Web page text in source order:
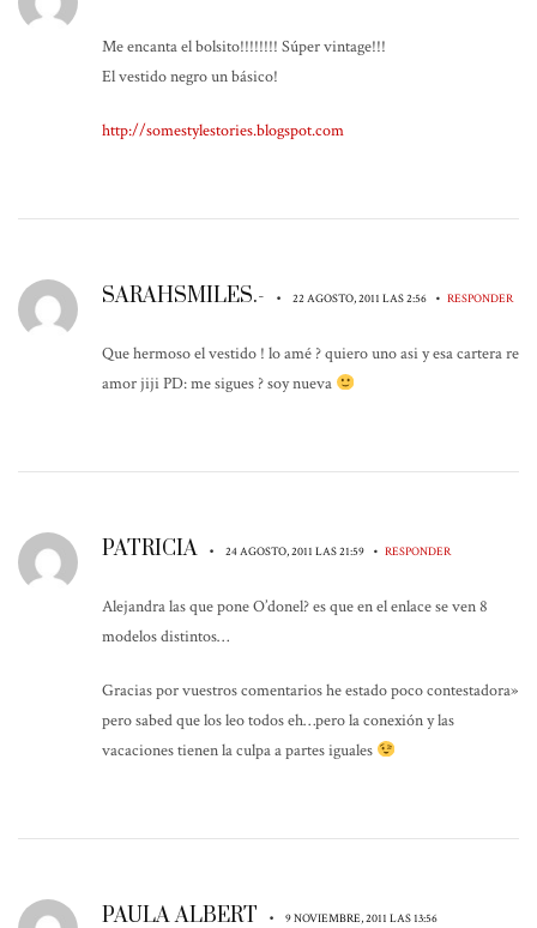
Me encanta el bolsito!!!!!!!! Súper vintage!!!
El vestido negro un básico!
http://somestylestories.blogspot.com
SARAHSMILES.- • 22 AGOSTO, 2011 LAS 2:56 • RESPONDER
Que hermoso el vestido ! lo amé ? quiero uno asi y esa cartera re
amor jiji PD: me sigues ? soy nueva
PATRICIA • 24 AGOSTO, 2011 LAS 21:59 • RESPONDER
Alejandra las que pone O’donel? es que en el enlace se ven 8
modelos distintos…
Gracias por vuestros comentarios he estado poco contestadora»
pero sabed que los leo todos eh…pero la conexión y las
vacaciones tienen la culpa a partes iguales
PAULA ALBERT • 9 NOVIEMBRE, 2011 LAS 13:56